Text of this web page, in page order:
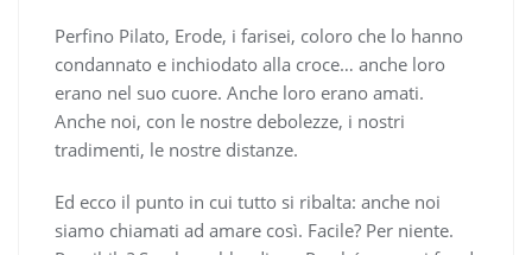
Perfino Pilato, Erode, i farisei, coloro che lo hanno
condannato e inchiodato alla croce… anche loro
erano nel suo cuore. Anche loro erano amati.
Anche noi, con le nostre debolezze, i nostri
tradimenti, le nostre distanze.
Ed ecco il punto in cui tutto si ribalta: anche noi
siamo chiamati ad amare così. Facile? Per niente.